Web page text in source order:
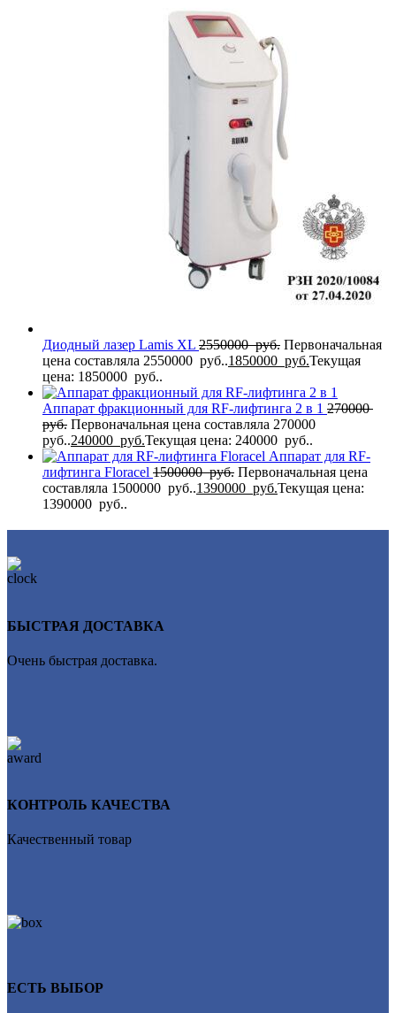
Диодный лазер Lamis XL 2550000руб. Первоначальная
цена составляла 2550000 руб..1850000 руб.Текущая
цена: 1850000 руб..
Аппарат фракционный для RF-лифтинга 2 в 1 270000
руб. Первоначальная цена составляла 270000
руб..240000 руб.Текущая цена: 240000 руб..
Аппарат для RF-
лифтинга Flоrасеl 1500000руб. Первоначальная цена
составляла 1500000 руб..1390000 руб.Текущая цена:
1390000 руб..
БЫСТРАЯ ДОСТАВКА
Очень быстрая доставка.
КОНТРОЛЬ КАЧЕСТВА
Качественный товар
ЕСТЬ ВЫБОР